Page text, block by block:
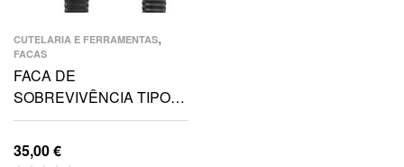
CUTELARIA E FERRAMENTAS,
FACAS
FACA DE
SOBREVIVÊNCIA TIPO
“FORÇAS ESPECIAIS”
C/FUNDA
35,00€